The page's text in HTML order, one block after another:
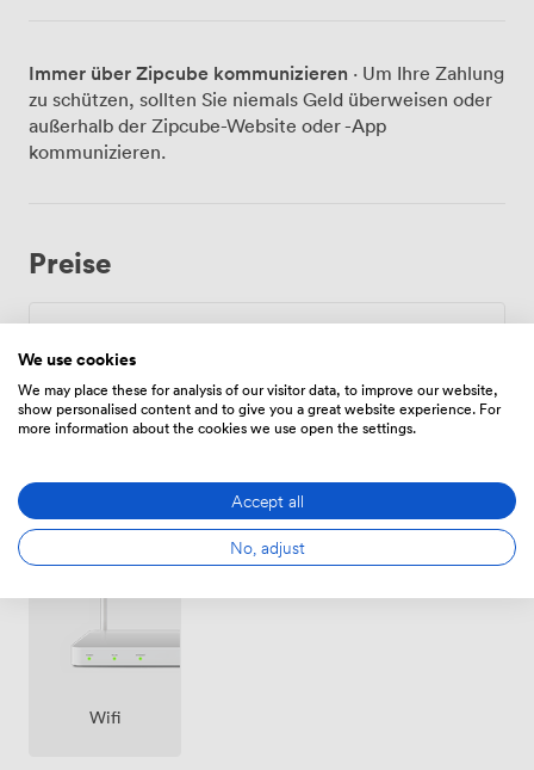
Immer über Zipcube kommunizieren · Um Ihre Zahlung
zu schützen, sollten Sie niemals Geld überweisen oder
außerhalb der Zipcube-Website oder -App
kommunizieren.
Preise
Zeitplan
Von336.00000000000006/Stunde
Ausstattungen
Wifi
We use cookies
We may place these for analysis of our visitor data, to improve our website,
show personalised content and to give you a great website experience. For
more information about the cookies we use open the settings.
Accept all
No, adjust